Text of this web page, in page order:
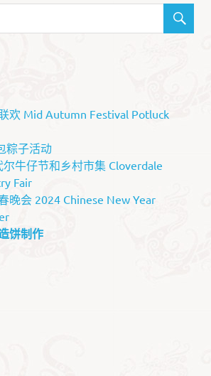
欢 Mid Autumn Festival Potluck
粽子活动
牛仔节和乡村市集 Cloverdale
Fair
晚会 2024 Chinese New Year
饼制作